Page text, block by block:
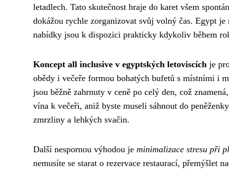
letadlech. Tato skutečnost hraje do karet všem
dokážou rychle zorganizovat svůj volný čas. Egypt
nabídky jsou k dispozici prakticky kdykoliv během
Koncept all inclusive v egyptských letoviscích je
obědy i večeře formou bohatých bufetů s místními i
jsou běžně zahrnuty v ceně po celý den, což
vína k večeři, aniž byste museli sáhnout do
zmrzliny a lehkých svačin.
Další nespornou výhodou je minimalizace stresu při
nemusíte se starat o rezervace restaurací, přemýšlet